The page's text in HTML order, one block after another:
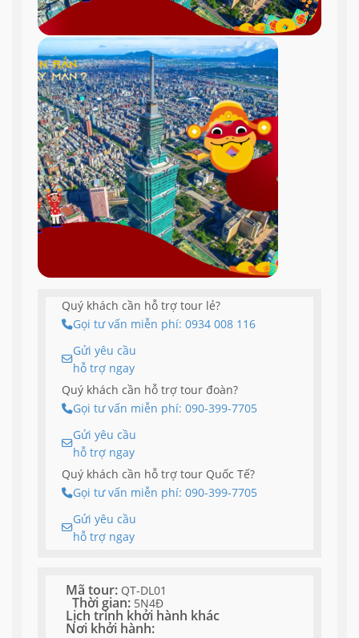
Quý khách cần hỗ trợ tour lẻ?
Gọi tư vấn miễn phí: 0934 008 116
Gửi yêu cầu
hỗ trợ ngay
Quý khách cần hỗ trợ tour đoàn?
Gọi tư vấn miễn phí: 090-399-7705
Gửi yêu cầu
hỗ trợ ngay
Quý khách cần hỗ trợ tour Quốc Tế?
Gọi tư vấn miễn phí: 090-399-7705
Gửi yêu cầu
hỗ trợ ngay
Mã tour: QT-DL01
Thời gian: 5N4Đ
Lịch trình khởi hành khác
Nơi khởi hành: